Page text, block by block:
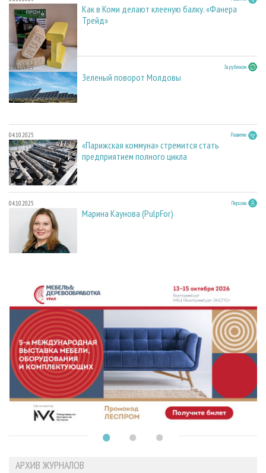
Как в Коми делают клееную балку. «Фанера
Трейд»
28.11.2025 За рубежом
Зеленый поворот Молдовы
04.10.2025 Развитие
«Парижская коммуна» стремится стать
предприятием полного цикла
04.10.2025 Персона
Марина Каунова (PulpFor)
АРХИВ ЖУРНАЛОВ